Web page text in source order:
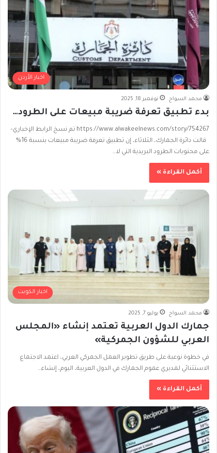
اخبار الأردن
محمد السواح نوفمبر 18, 2025
بدء تطبيق تعرفة ضريبة مبيعات على الطرود…
https://www.alwakeelnews.com/story/754267 تم نسخ الرابط الإخباري-
قالت دائرة الجمارك، الثلاثاء، إن تطبيق تعرفة ضريبة مبيعات بنسبة 16%
على محتويات الطرود البريدية التي لا…
أكمل القراءة »
اخبار الكويت
محمد السواح يوليو 7, 2025
جمارك الدول العربية تعتمد إنشاء «المجلس
العربي للشؤون الجمركية»
في خطوة نوعية على طريق تطوير العمل الجمركي العربي، اعتمد الاجتماع
الاستثنائي لمديري عموم الجمارك في الدول العربية، اليوم، إنشاء…
أكمل القراءة »